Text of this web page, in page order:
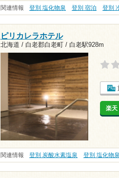
関連情報 登別 塩化物泉 登別 宿泊 登別
ピリカレラホテル
北海道 / 白老郡白老町 / 白老駅928m
楽天
関連情報 登別 炭酸水素塩泉 登別 塩化物泉